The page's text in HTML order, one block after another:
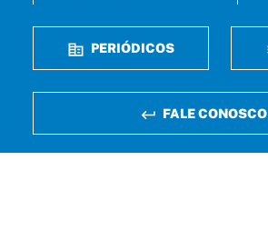
PERIÓDICOS
FALE CONOSCO